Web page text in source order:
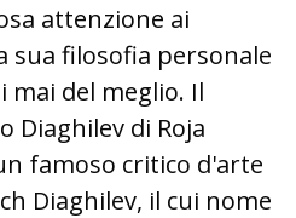
attenzione ai
sua filosofia personale
mai del meglio. Il
Diaghilev di Roja
famoso critico d'arte
Diaghilev, il cui nome